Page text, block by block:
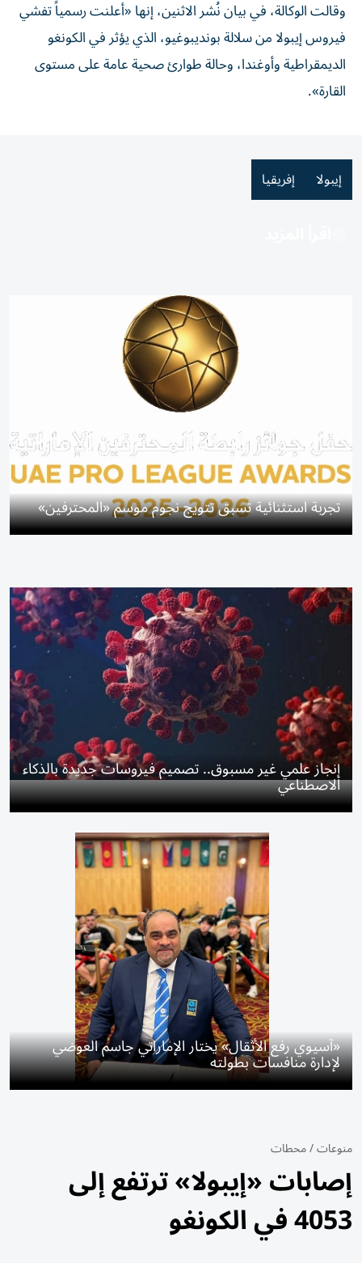
وقالت الوكالة، في بيان نُشر الاثنين، إنها «أعلنت رسمياً تفشي
فيروس إيبولا من سلالة بونديبوغيو، الذي يؤثر فيالكونغو
الديمقراطية وأوغندا، وحالة طوارئ صحية عامة على مستوى
القارة».
إيبولا إفريقيا
تجربة استثنائية تسبق تتويج نجوم موسم «المحترفين»
إنجاز علمي غير مسبوق.. تصميم فيروسات جديدة بالذكاء
الاصطناعي
«آسيوي رفع الأثقال» يختار الإماراتي جاسم العوضي
لإدارة منافسات بطولته
منوعات/محطات
إصابات «إيبولا» ترتفع إلى
4053 في الكونغو